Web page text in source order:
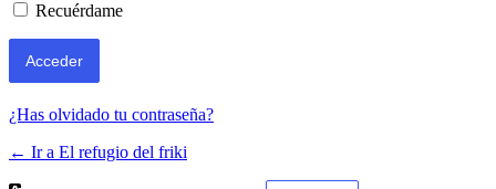
Recuérdame
¿Has olvidado tu contraseña?
← Ir a El refugio del friki